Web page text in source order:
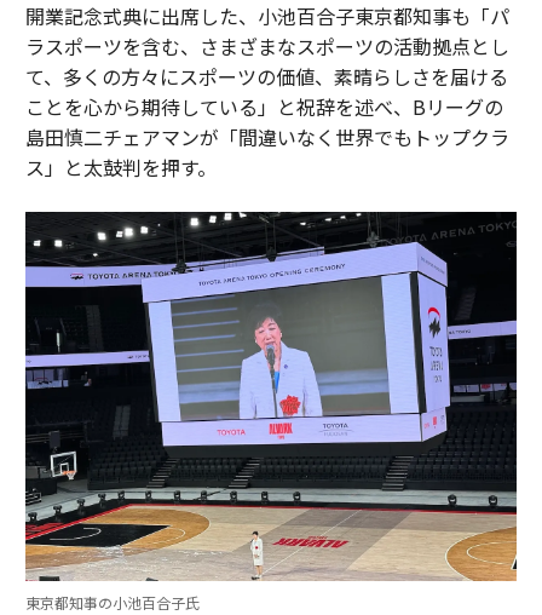
開業記念式典に出席した、小池百合子東京都知事も「パ
ラスポーツを含む、さまざまなスポーツの活動拠点とし
て、多くの方々にスポーツの価値、素晴らしさを届ける
ことを心から期待している」と祝辞を述べ、Bリーグの
島田慎二チェアマンが「間違いなく世界でもトップクラ
ス」と太鼓判を押す。
東京都知事の小池百合子氏